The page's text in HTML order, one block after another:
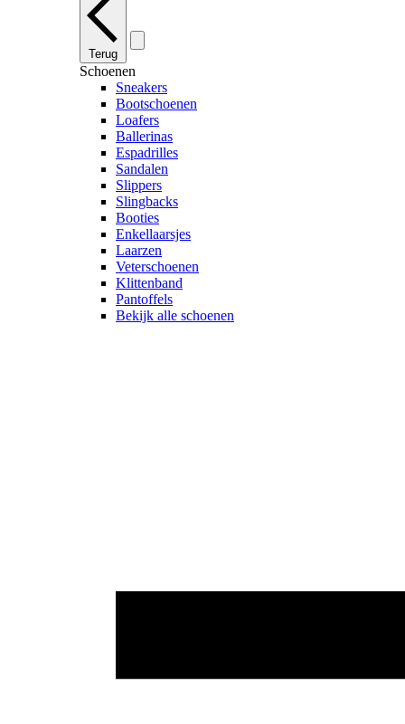
Terug
Schoenen
Sneakers
Bootschoenen
Loafers
Ballerinas
Espadrilles
Sandalen
Slippers
Slingbacks
Booties
Enkellaarsjes
Laarzen
Veterschoenen
Klittenband
Pantoffels
Bekijk alle schoenen